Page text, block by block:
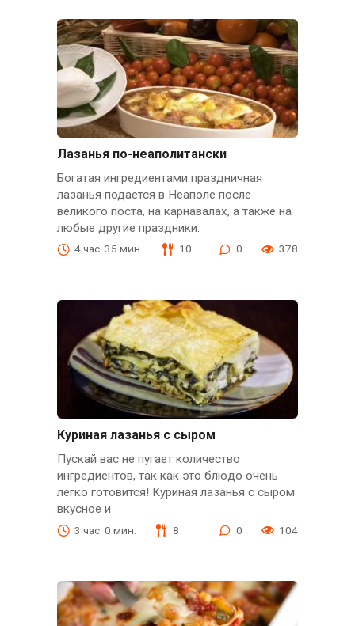
Лазанья по-неаполитански
Богатая ингредиентами праздничная
лазанья подается в Неаполе после
великого поста, на карнавалах, а также на
любые другие праздники.
4 час. 35 мин. 10 0 378
Куриная лазанья с сыром
Пускай вас не пугает количество
ингредиентов, так как это блюдо очень
легко готовится! Куриная лазанья с сыром
вкусное и
3 час. 0 мин. 8 0 104